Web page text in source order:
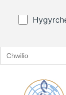
Search
for: